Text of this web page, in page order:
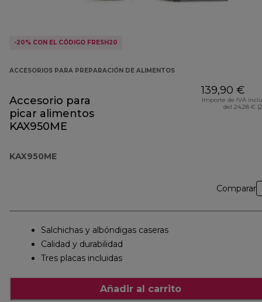
-20% CON EL CÓDIGO FRESH20
ACCESORIOS PARA PREPARACIÓN DE ALIMENTOS
Accesorio para
picar alimentos
KAX950ME
KAX950ME
139,90 €
Importe de IVA
del 24,28 €
Comparar
Salchichas y albóndigas caseras
Calidad y durabilidad
Tres placas incluidas
Añadir al carrito